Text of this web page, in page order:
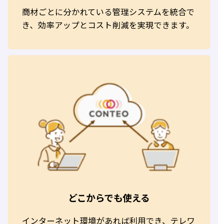
商材ごとに分かれている管理システムを統合で
き、効率アップとコスト削減を実現できます。
どこからでも使える
インターネット環境があれば利用でき、テレワ